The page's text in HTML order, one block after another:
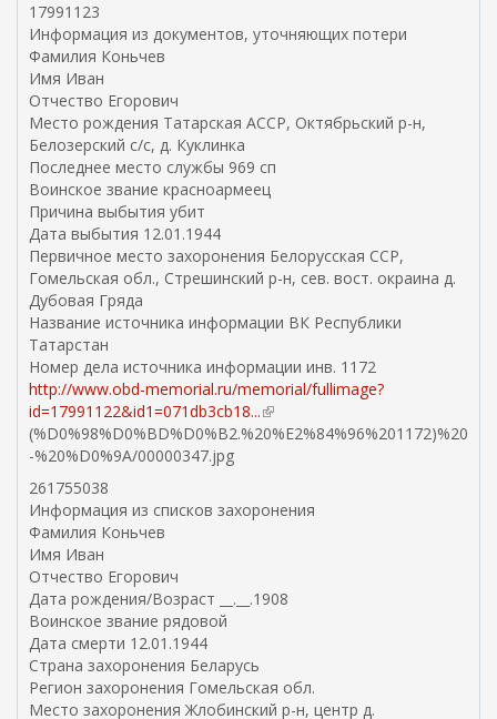
е
я
я
с
ы
а
)
17991123
Информация из документов, уточняющих потери
Фамилия Коньчев
Имя Иван
Отчество Егорович
Место рождения Татарская АССР, Октябрьский р-н,
Белозерский с/с, д. Куклинка
Последнее место службы 969 сп
Воинское звание красноармеец
Причина выбытия убит
Дата выбытия 12.01.1944
Первичное место захоронения Белорусская ССР,
Гомельская обл., Стрешинский р-н, сев. вост. окраина д.
Дубовая Гряда
Название источника информации ВК Республики
Татарстан
Номер дела источника информации инв. 1172
http://www.obd-memorial.ru/memorial/fullimage?
id=17991122&id1=071db3cb18...(
в
н
с
с
а
(%D0%98%D0%BD%D0%B2.%20%E2%84%96%201172)%20
-%20%D0%9A/00000347.jpg
261755038
Информация из списков захоронения
Фамилия Коньчев
Имя Иван
Отчество Егорович
Дата рождения/Возраст __.__.1908
Воинское звание рядовой
Дата смерти 12.01.1944
Страна захоронения Беларусь
Регион захоронения Гомельская обл.
Место захоронения Жлобинский р-н, центр д.